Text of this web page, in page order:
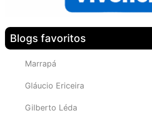
Blogs favoritos
Marrapá
Gláucio Ericeira
Gilberto Léda